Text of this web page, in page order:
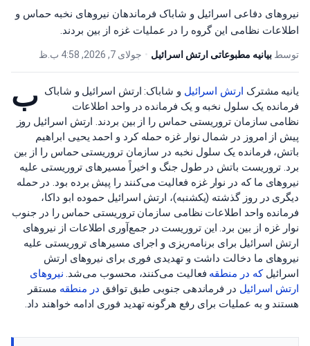
نیروهای دفاعی اسرائیل و شاباک فرماندهان نیروهای نخبه حماس و
اطلاعات نظامی این گروه را در عملیات غزه از بین بردند.
توسط بیانیه مطبوعاتی ارتش اسرائیل • جولای 7, 2026, 4:58 ب.ظ
ب یانیه مشترک ارتش اسرائیل و شاباک: ارتش اسرائیل و شاباک
فرمانده یک سلول نخبه و یک فرمانده در واحد اطلاعات
نظامی سازمان تروریستی حماس را از بین بردند. ارتش اسرائیل روز
پیش از امروز در شمال نوار غزه حمله کرد و احمد یحیی ابراهیم
باتش، فرمانده یک سلول نخبه در سازمان تروریستی حماس را از بین
برد. تروریست باتش در طول جنگ و اخیراً مسیرهای تروریستی علیه
نیروهای ما که در نوار غزه فعالیت می‌کنند را پیش برده بود. در حمله
دیگری در روز گذشته (یکشنبه)، ارتش اسرائیل حموده ابو داکا،
فرمانده واحد اطلاعات نظامی سازمان تروریستی حماس را در جنوب
نوار غزه از بین برد. این تروریست در جمع‌آوری اطلاعات از نیروهای
ارتش اسرائیل برای برنامه‌ریزی و اجرای مسیرهای تروریستی علیه
نیروهای ما دخالت داشت و تهدیدی فوری برای نیروهای ارتش
اسرائیلکه در منطقه فعالیت می‌کنند، محسوب می‌شد. نیروهای
ارتش اسرائیل در فرماندهی جنوبی طبق توافق در منطقه مستقر
هستند و به عملیات برای رفع هرگونه تهدید فوری ادامه خواهند داد.